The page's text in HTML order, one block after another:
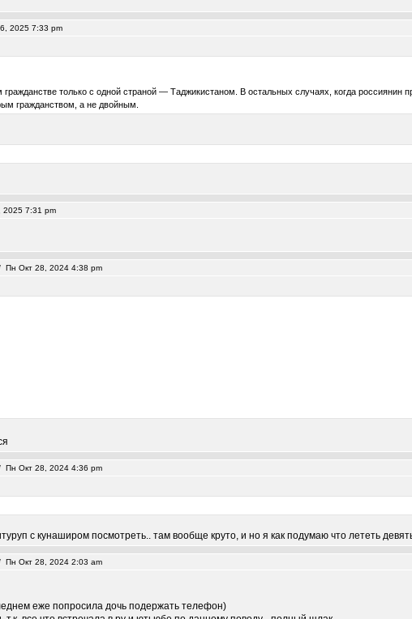
2025 7:33 pm
только с одной страной — Таджикистаном. В остальных случаях, когда россиянин
гражданством, а не двойным.
7:31 pm
Окт 28, 2024 4:38 pm
Окт 28, 2024 4:36 pm
с кунаширом посмотреть.. там вообще круто, и но я как подумаю что лететь
Окт 28, 2024 2:03 am
еже попросила дочь подержать телефон)